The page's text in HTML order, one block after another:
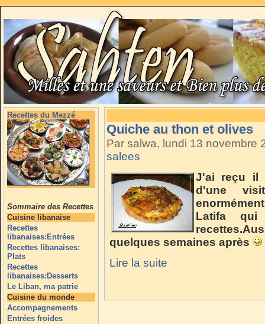
Recettes du Mezzé
Sommaire des Recettes
Cuisine libanaise
Recettes
libanaises:Entrées
Recettes libanaises:
Plats
Recettes
libanaises:Desserts
Le Liban, ma patrie
Cuisine du monde
Accompagnements
Entrées froides
Quiche au thon et olives
Par salwa, lundi 13 novembre
salees
J'ai reçu il
d'une
Latifa
quelques semaines après
Lire la suite